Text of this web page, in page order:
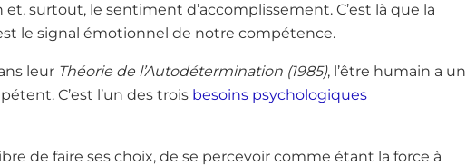
surtout, le sentiment d’accomplissement. C’est là que la
le signal émotionnel de notre compétence.
leur Théorie de l’Autodétermination (1985), l’être humain a un
C’est l’un des trois besoins psychologiques
de faire ses choix, de se percevoir comme étant la force à